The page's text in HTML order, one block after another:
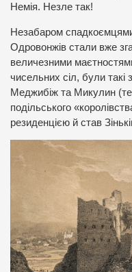
Немія. Незле так!
Незабаром
Одровонжів стали вже
величезними
чисельних сіл, були такі
Меджибіж та Микулин
подільського
резиденцією й став